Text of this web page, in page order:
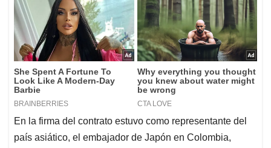
En la firma del contrato estuvo como representante del
país asiático, el embajador de Japón en Colombia,